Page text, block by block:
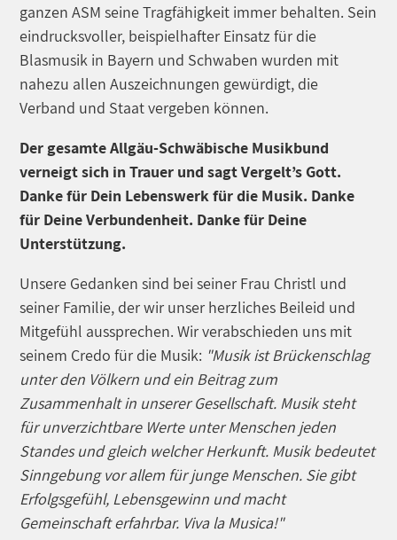
ganzen ASM seine Tragfähigkeit immer behalten. Sein
eindrucksvoller, beispielhafter Einsatz für die
Blasmusik in Bayern und Schwaben wurden mit
nahezu allen Auszeichnungen gewürdigt, die
Verband und Staat vergeben können.
Der gesamte Allgäu-Schwäbische Musikbund
verneigt sich in Trauer und sagt Vergelt’s Gott.
Danke für Dein Lebenswerk für die Musik. Danke
für Deine Verbundenheit. Danke für Deine
Unterstützung.
Unsere Gedanken sind bei seiner Frau Christl und
seiner Familie, der wir unser herzliches Beileid und
Mitgefühl aussprechen. Wir verabschieden uns mit
seinem Credo für die Musik: "Musik ist Brückenschlag
unter den Völkern und ein Beitrag zum
Zusammenhalt in unserer Gesellschaft. Musik steht
für unverzichtbare Werte unter Menschen jeden
Standes und gleich welcher Herkunft. Musik bedeutet
Sinngebung vor allem für junge Menschen. Sie gibt
Erfolgsgefühl, Lebensgewinn und macht
Gemeinschaft erfahrbar. Viva la Musica!"